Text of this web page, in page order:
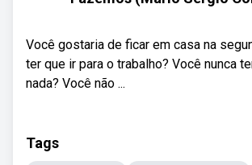
Você gostaria de ficar em casa na
ter que ir para o trabalho? Você nunca
nada? Você não ...
Tags